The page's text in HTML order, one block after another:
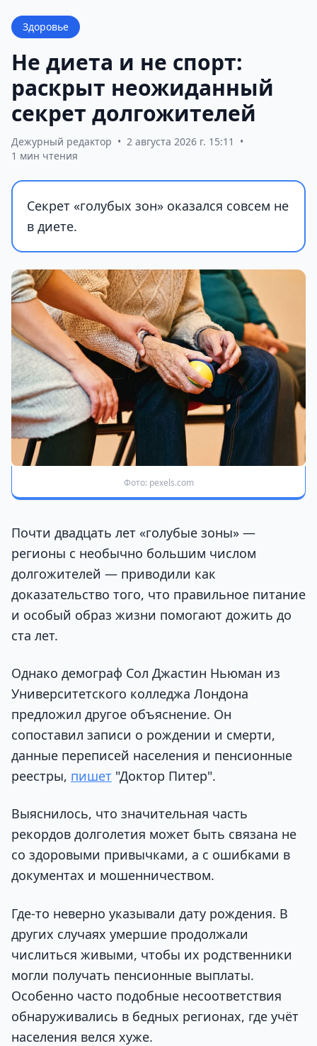
Здоровье
Не диета и не спорт:
раскрыт неожиданный
секрет долгожителей
Дежурный редактор • 2 августа 2026 г. 15:11
•
1 мин чтения
Секрет «голубых зон» оказался совсем не
в диете.
Фото: pexels.com
Почти двадцать лет «голубые зоны» —
регионы с необычно большим числом
долгожителей — приводили как
доказательство того, что правильное питание
и особый образ жизни помогают дожить до
ста лет.
Однако демограф Сол Джастин Ньюман из
Университетского колледжа Лондона
предложил другое объяснение. Он
сопоставил записи о рождении и смерти,
данные переписей населения и пенсионные
реестры, пишет "Доктор Питер".
Выяснилось, что значительная часть
рекордов долголетия может быть связана не
со здоровыми привычками, а с ошибками в
документах и мошенничеством.
Где-то неверно указывали дату рождения. В
других случаях умершие продолжали
числиться живыми, чтобы их родственники
могли получать пенсионные выплаты.
Особенно часто подобные несоответствия
обнаруживались в бедных регионах, где учёт
населения велся хуже.